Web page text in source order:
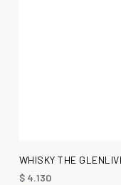
WHISKY THE
$4.130